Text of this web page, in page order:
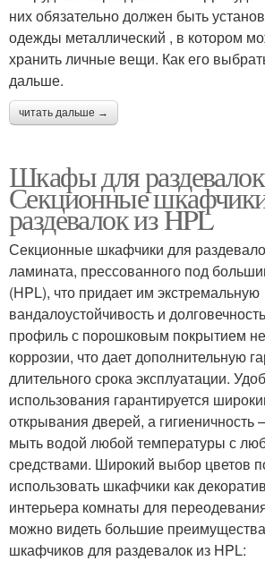
них обязательно должен быть
одежды металлический , в котором
хранить личные вещи. Как его
дальше.
читать дальше →
Шкафы для
Секционные
раздевалок из HPL
Секционные шкафчики для
ламината, прессованного под
(HPL), что придает им экстремальную
вандалоустойчивость и
профиль с порошковым покрытием
коррозии, что дает дополнительную
длительного срока эксплуатации.
использования гарантируется
открывания дверей, а гигиеничность
мыть водой любой температуры с
средствами. Широкий выбор цветов
использовать шкафчики как
интерьера комнаты для
можно видеть большие
шкафчиков для раздевалок из HPL: